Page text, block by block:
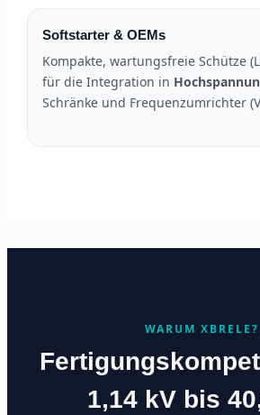
Softstarter & OEMs
Kompakte, wartungsfreie Schütze
für die Integration in
Schränke und Frequenzumrichter
WARUM XBRELE?
1,14 kV bis